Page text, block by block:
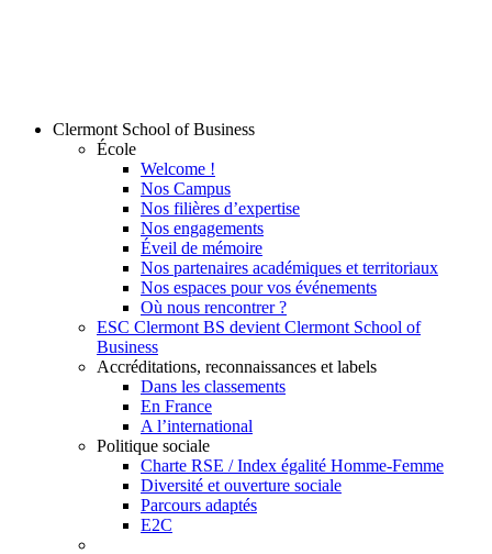
Clermont School of Business
École
Welcome !
Nos Campus
Nos filières d’expertise
Nos engagements
Éveil de mémoire
Nos partenaires académiques et territoriaux
Nos espaces pour vos événements
Où nous rencontrer ?
ESC Clermont BS devient Clermont School of
Business
Accréditations, reconnaissances et labels
Dans les classements
En France
A l’international
Politique sociale
Charte RSE / Index égalité Homme-Femme
Diversité et ouverture sociale
Parcours adaptés
E2C